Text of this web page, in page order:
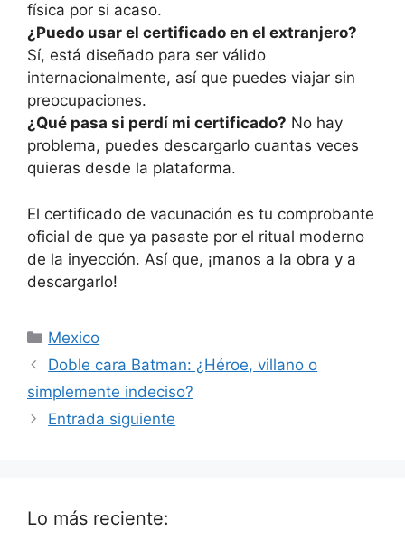
física por si acaso.
¿Puedo usar el certificado en el extranjero?
Sí, está diseñado para ser válido
internacionalmente, así que puedes viajar sin
preocupaciones.
¿Qué pasa si perdí mi certificado? No hay
problema, puedes descargarlo cuantas veces
quieras desde la plataforma.
El certificado de vacunación es tu comprobante
oficial de que ya pasaste por el ritual moderno
de la inyección. Así que, ¡manos a la obra y a
descargarlo!
Categorías
Mexico
Doble cara Batman: ¿Héroe, villano o
simplemente indeciso?
Entrada siguiente
Lo más reciente: